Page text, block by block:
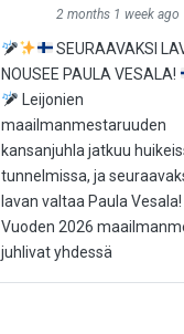
2 months 1 week ago
SEURAAVAKSI
NOUSEE PAULA VESALA!
Leijonien
maailmanmestaruuden
kansanjuhla jatkuu
tunnelmissa, ja
lavan valtaa Paula Vesala!
Vuoden 2026
juhlivat yhdessä